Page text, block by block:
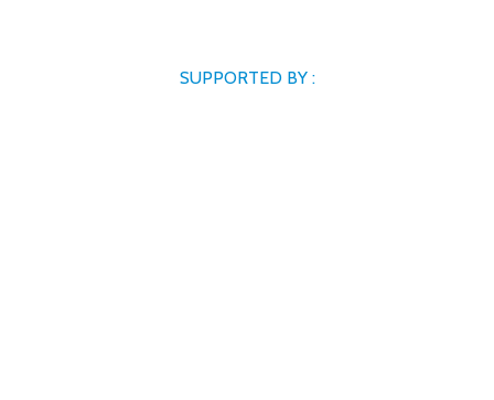
SUPPORTED BY :